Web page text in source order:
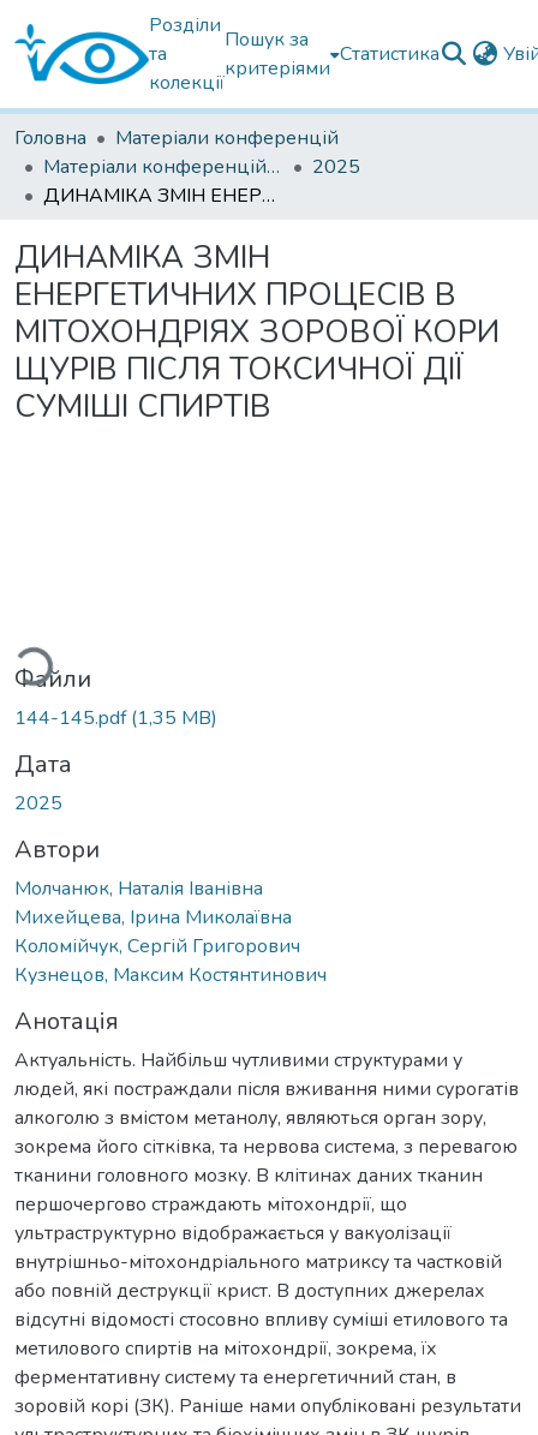
Розділи
та
колекції
Пошук за
критеріями
Статистика
Головна
Матеріали конференцій
Матеріали конференцій інших установ
2025
ДИНАМІКА ЗМІН ЕНЕРГЕТИЧНИХ ПРОЦЕСІВ В МІТОХОНДРІЯХ ЗОРОВОЇ КОРИ ЩУРІВ ПІСЛЯ ТОКСИЧНОЇ ДІЇ СУМІШІ СПИРТІВ
ДИНАМІКА ЗМІН
ЕНЕРГЕТИЧНИХ ПРОЦЕСІВ В
МІТОХОНДРІЯХ ЗОРОВОЇ КОРИ
ЩУРІВ ПІСЛЯ ТОКСИЧНОЇ ДІЇ
СУМІШІ СПИРТІВ
Вантажиться...
Файли
144-145.pdf(1,35 MB)
Дата
2025
Автори
Молчанюк, Наталія Іванівна
Михейцева, Ірина Миколаївна
Коломійчук, Сергій Григорович
Кузнецов, Максим Костянтинович
Анотація
Актуальність. Найбільш чутливими структурами у
людей, які постраждали після вживання ними сурогатів
алкоголю з вмістом метанолу, являються орган зору,
зокрема його сітківка, та нервова система, з перевагою
тканини головного мозку. В клітинах даних тканин
першочергово страждають мітохондрії, що
ультраструктурно відображається у вакуолізації
внутрішньо-мітохондріального матриксу та частковій
або повній деструкції крист. В доступних джерелах
відсутні відомості стосовно впливу суміші етилового та
метилового спиртів на мітохондрії, зокрема, їх
ферментативну систему та енергетичний стан, в
зоровій корі (ЗК). Раніше нами опубліковані результати